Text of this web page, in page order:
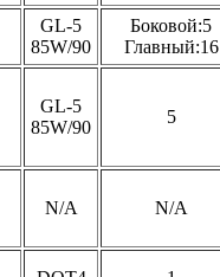
GL-5
85W/90
Боковой:5
Главный:16
GL-5
85W/90
5
N/A N/A